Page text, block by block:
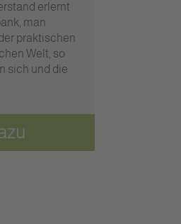
erlernt
man
praktischen
Welt, so
sich und die